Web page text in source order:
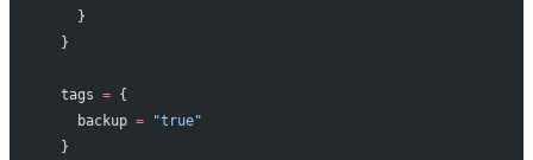
    }
  }
  tags
= {
    backup
= "true"
  }